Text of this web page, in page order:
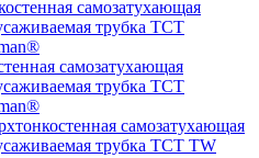
самозатухающая
трубка ТCT